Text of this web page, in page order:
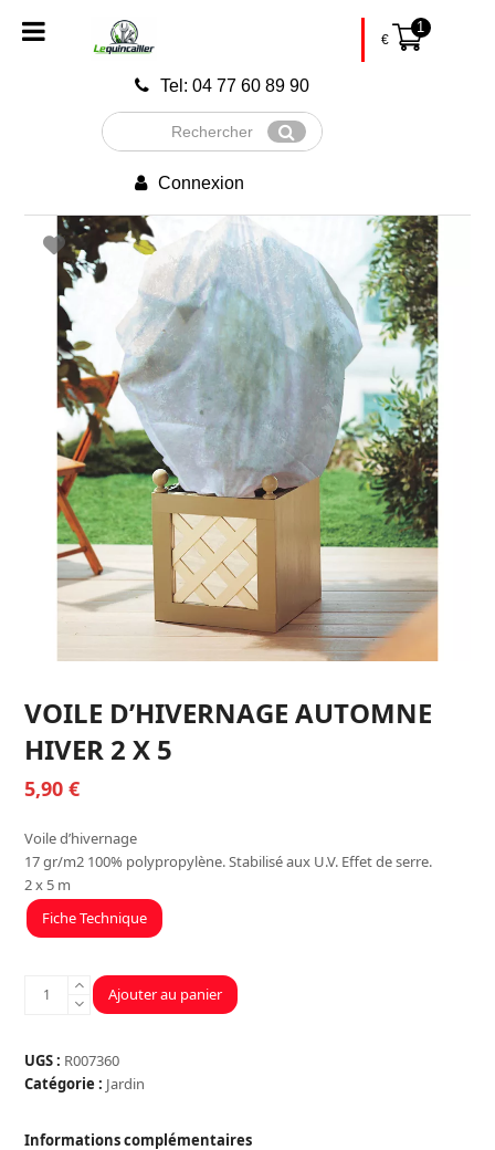
Tel: 04 77 60 89 90
Rechercher
Envoyer
Connexion
€
1
VOILE D’HIVERNAGE AUTOMNE
HIVER 2 X 5
5,90€
Voile d’hivernage
17 gr/m2 100% polypropylène. Stabilisé aux U.V. Effet de serre.
2 x 5 m
Fiche Technique
quantité
D'HIVERNAGE
AUTOMNE
Ajouter au panier
UGS : R007360
Catégorie : Jardin
Informations complémentaires